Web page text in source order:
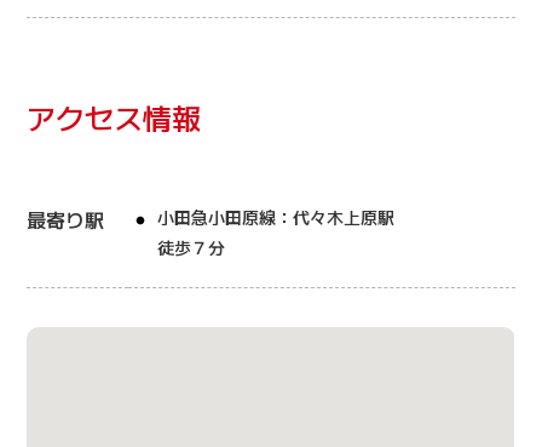
アクセス情報
最寄り駅
小田急小田原線：代々木上原駅
徒歩７分